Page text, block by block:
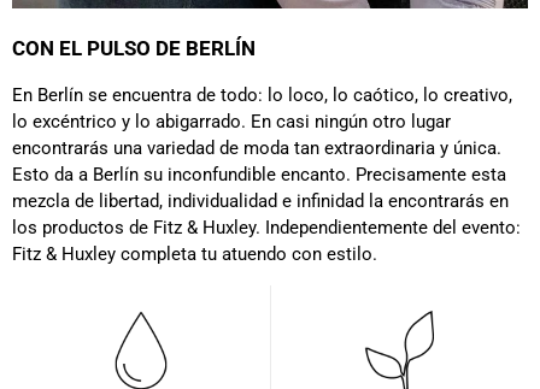
CON EL PULSO DE BERLÍN
En Berlín se encuentra de todo: lo loco, lo caótico, lo creativo,
lo excéntrico y lo abigarrado. En casi ningún otro lugar
encontrarás una variedad de moda tan extraordinaria y única.
Esto da a Berlín su inconfundible encanto. Precisamente esta
mezcla de libertad, individualidad e infinidad la encontrarás en
los productos de Fitz & Huxley. Independientemente del evento:
Fitz & Huxley completa tu atuendo con estilo.